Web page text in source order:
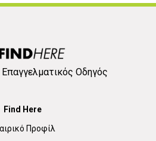
Οδηγός
Find Here
Προφίλ